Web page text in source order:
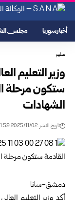
أخبار سوريا مجلس
تعليم
وزير التعليم
ستكون مرحلة
الشهادات
تاريخ النشر: 2025/11/02 11:59 مساءً
دمشق-سانا